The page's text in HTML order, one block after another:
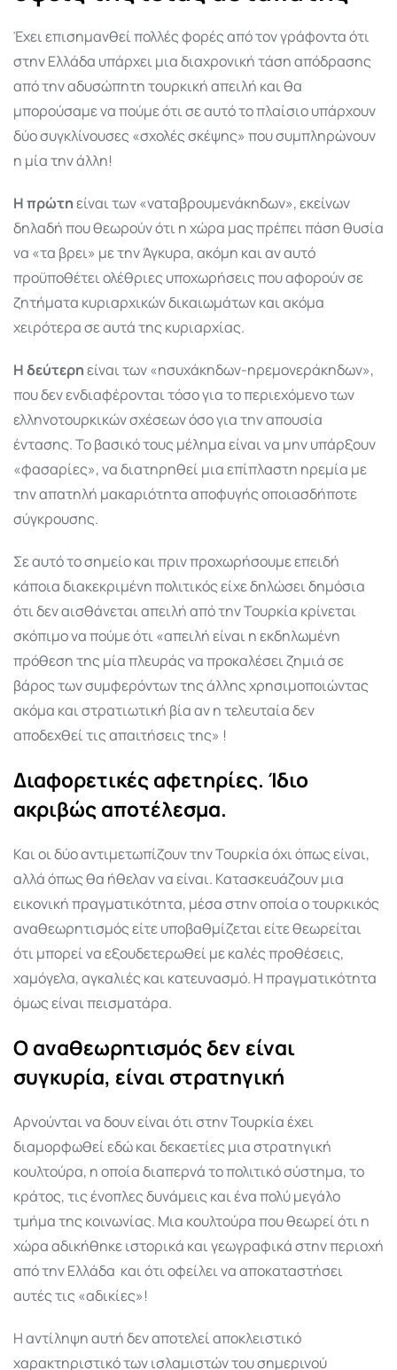
Έχει επισημανθεί πολλές φορές από τον γράφοντα ότι
στην Ελλάδα υπάρχει μια διαχρονική τάση απόδρασης
από την αδυσώπητη τουρκική απειλή και θα
μπορούσαμε να πούμε ότι σε αυτό το πλαίσιο υπάρχουν
δύο συγκλίνουσες «σχολές σκέψης» που συμπληρώνουν
η μία την άλλη!
Η πρώτηείναι των «ναταβρουμενάκηδων», εκείνων
δηλαδή που θεωρούν ότι η χώρα μας πρέπει πάση θυσία
να «τα βρει» με την Άγκυρα, ακόμη και αν αυτό
προϋποθέτει ολέθριες υποχωρήσεις που αφορούν σε
ζητήματα κυριαρχικών δικαιωμάτων και ακόμα
χειρότερα σε αυτά της κυριαρχίας.
Η δεύτερηείναι των «ησυχάκηδων-ηρεμονεράκηδων»,
που δεν ενδιαφέρονται τόσο για το περιεχόμενο των
ελληνοτουρκικών σχέσεων όσο για την απουσία
έντασης. Το βασικό τους μέλημα είναι να μην υπάρξουν
«φασαρίες», να διατηρηθεί μια επίπλαστη ηρεμία με
την απατηλή μακαριότητα αποφυγής οποιασδήποτε
σύγκρουσης.
Σε αυτό το σημείο και πριν προχωρήσουμε επειδή
κάποια διακεκριμένη πολιτικός είχε δηλώσει δημόσια
ότι δεν αισθάνεται απειλή από την Τουρκία κρίνεται
σκόπιμο να πούμε ότι «απειλή είναι η εκδηλωμένη
πρόθεση της μία πλευράς να προκαλέσει ζημιά σε
βάρος των συμφερόντων της άλλης χρησιμοποιώντας
ακόμα και στρατιωτική βία αν η τελευταία δεν
αποδεχθεί τις απαιτήσεις της» !
Διαφορετικές αφετηρίες. Ίδιο
ακριβώς αποτέλεσμα.
Και οι δύο αντιμετωπίζουν την Τουρκία όχι όπως είναι,
αλλά όπως θα ήθελαν να είναι. Κατασκευάζουν μια
εικονική πραγματικότητα, μέσα στην οποία ο τουρκικός
αναθεωρητισμός είτε υποβαθμίζεται είτε θεωρείται
ότι μπορεί να εξουδετερωθεί με καλές προθέσεις,
χαμόγελα, αγκαλιές και κατευνασμό. Η πραγματικότητα
όμως είναι πεισματάρα.
Ο αναθεωρητισμός δεν είναι
συγκυρία, είναι στρατηγική
Αρνούνται να δουν είναι ότι στην Τουρκία έχει
διαμορφωθεί εδώ και δεκαετίες μια στρατηγική
κουλτούρα, η οποία διαπερνά το πολιτικό σύστημα, το
κράτος, τις ένοπλες δυνάμεις και ένα πολύ μεγάλο
τμήμα της κοινωνίας. Μια κουλτούρα που θεωρεί ότι η
χώρα αδικήθηκε ιστορικά και γεωγραφικά στην περιοχή
από την Ελλάδα και ότι οφείλει να αποκαταστήσει
αυτές τις «αδικίες»!
Η αντίληψη αυτή δεν αποτελεί αποκλειστικό
χαρακτηριστικό των ισλαμιστών του σημερινού